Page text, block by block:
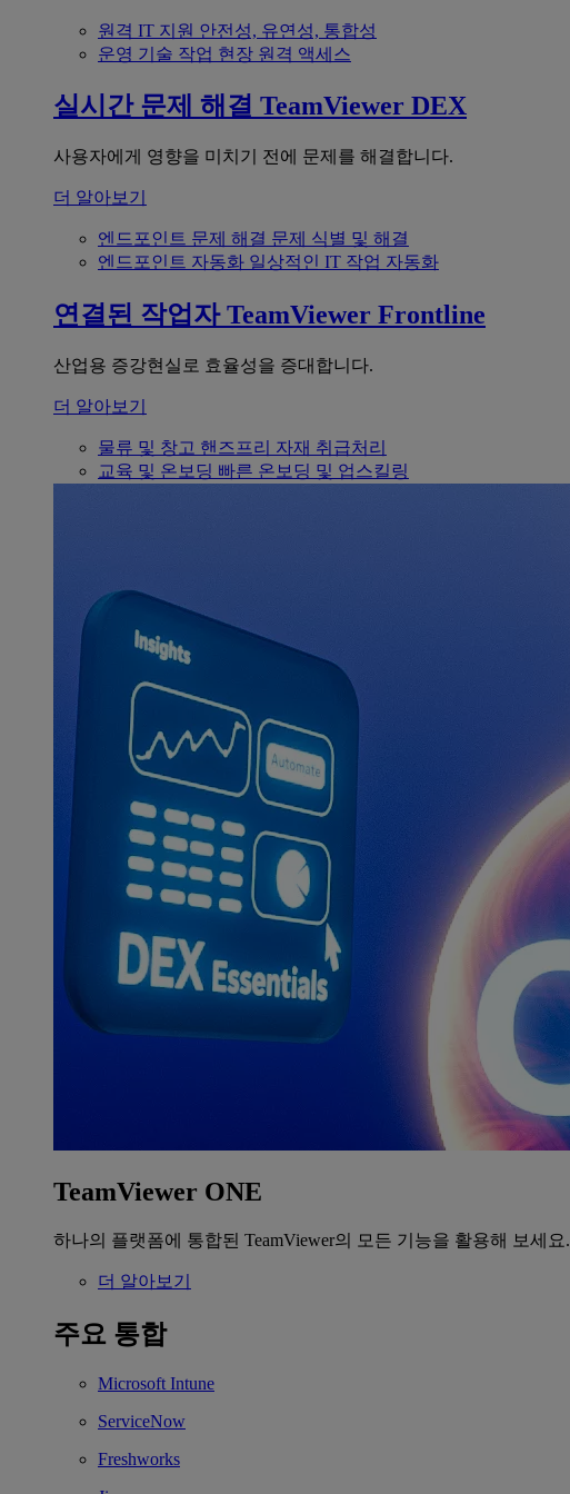
원격 IT 지원 안전성, 유연성, 통합성
운영 기술 작업 현장 원격 액세스
실시간 문제 해결 TeamViewer DEX
사용자에게 영향을 미치기 전에 문제를 해결합니다.
더 알아보기
엔드포인트 문제 해결 문제 식별 및 해결
엔드포인트 자동화 일상적인 IT 작업 자동화
연결된 작업자 TeamViewer Frontline
산업용 증강현실로 효율성을 증대합니다.
더 알아보기
물류 및 창고 핸즈프리 자재 취급처리
교육 및 온보딩 빠른 온보딩 및 업스킬링
TeamViewer ONE
하나의 플랫폼에 통합된 TeamViewer의 모든 기능을 활용해 보세요.
더 알아보기
주요 통합
Microsoft Intune
ServiceNow
Freshworks